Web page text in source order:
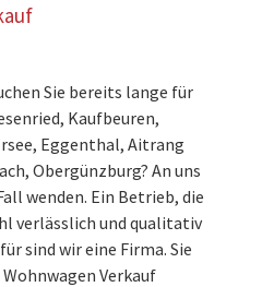
Sie bereits lange für
Kaufbeuren,
Eggenthal, Aitrang
Obergünzburg? An uns
wenden. Ein Betrieb, die
verlässlich und qualitativ
sind wir eine Firma. Sie
Verkauf